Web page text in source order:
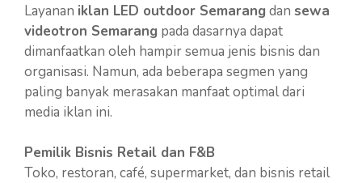
Layanan iklan LED outdoor Semarang dan sewa
videotron Semarang pada dasarnya dapat
dimanfaatkan oleh hampir semua jenis bisnis dan
organisasi. Namun, ada beberapa segmen yang
paling banyak merasakan manfaat optimal dari
media iklan ini.
Pemilik Bisnis Retail dan F&B
Toko, restoran, café, supermarket, dan bisnis retail